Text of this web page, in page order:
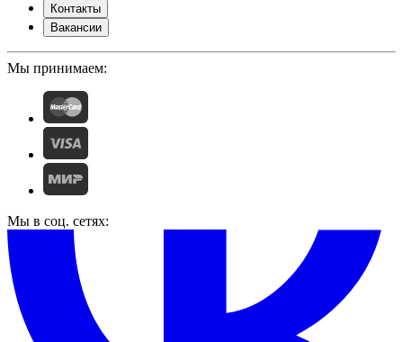
Контакты
Вакансии
Мы принимаем:
Мы в соц. сетях: